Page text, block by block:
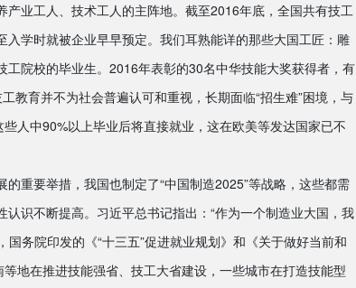
业工人、技术工人的主阵地。截至2016年底，全国共有技工
学时就被企业早早预定。我们耳熟能详的那些大国工匠：雕
院校的毕业生。2016年表彰的30名中华技能大奖获得者，有
教育并不为社会普遍认可和重视，长期面临“招生难”困境，与
人中90%以上毕业后将直接就业，这在欧美等发达国家已不
重要举措，我国也制定了“中国制造2025”等战略，这些都需
识不断提高。习近平总书记指出：“作为一个制造业大国，我
务院印发的《“十三五”促进就业规划》和《关于做好当前和
地在推进技能强省、技工大省建设，一些城市在打造技能型